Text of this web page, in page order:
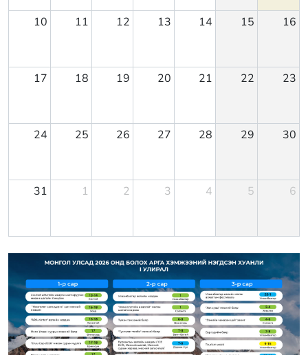
10 11 12 13 14 15 16
17 18 19 20 21 22 23
24 25 26 27 28 29 30
31 1 2 3 4 5 6